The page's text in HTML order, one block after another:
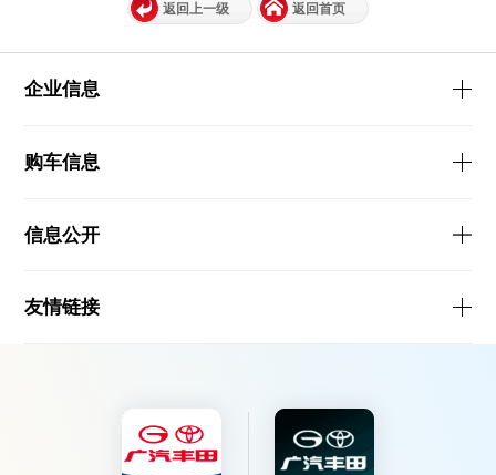
返回上一级 返回首页
企业信息
购车信息
信息公开
友情链接